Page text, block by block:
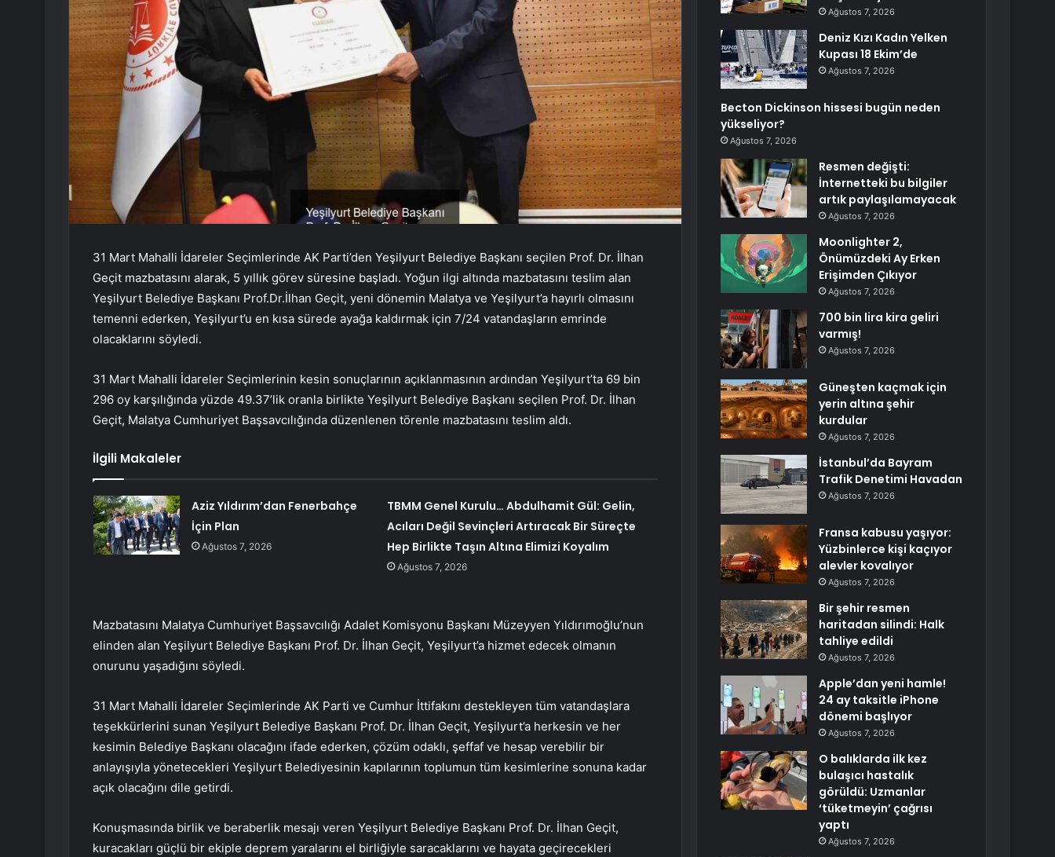
31 Mart Mahalli İdareler Seçimlerinde AK Parti’den Yeşilyurt Belediye Başkanı seçilen Prof. Dr. İlhan
Geçit mazbatasını alarak, 5 yıllık görev süresine başladı. Yoğun ilgi altında mazbatasını teslim alan
Yeşilyurt Belediye Başkanı Prof.Dr.İlhan Geçit, yeni dönemin Malatya ve Yeşilyurt’a hayırlı olmasını
temenni ederken, Yeşilyurt’u en kısa sürede ayağa kaldırmak için 7/24 vatandaşların emrinde
olacaklarını söyledi.
31 Mart Mahalli İdareler Seçimlerinin kesin sonuçlarının açıklanmasının ardından Yeşilyurt’ta 69 bin
296 oy karşılığında yüzde 49.37’lik oranla birlikte Yeşilyurt Belediye Başkanı seçilen Prof. Dr. İlhan
Geçit, Malatya Cumhuriyet Başsavcılığında düzenlenen törenle mazbatasını teslim aldı.
İlgili Makaleler
Aziz Yıldırım’dan Fenerbahçe
İçin Plan
Ağustos 7, 2026
TBMM Genel Kurulu… Abdulhamit Gül: Gelin,
Acıları Değil Sevinçleri Artıracak Bir Süreçte
Hep Birlikte Taşın Altına Elimizi Koyalım
Ağustos 7, 2026
Mazbatasını Malatya Cumhuriyet Başsavcılığı Adalet Komisyonu Başkanı Müzeyyen Yıldırımoğlu’nun
elinden alan Yeşilyurt Belediye Başkanı Prof. Dr. İlhan Geçit, Yeşilyurt’a hizmet edecek olmanın
onurunu yaşadığını söyledi.
31 Mart Mahalli İdareler Seçimlerinde AK Parti ve Cumhur İttifakını destekleyen tüm vatandaşlara
teşekkürlerini sunan Yeşilyurt Belediye Başkanı Prof. Dr. İlhan Geçit, Yeşilyurt’a herkesin ve her
kesimin Belediye Başkanı olacağını ifade ederken, çözüm odaklı, şeffaf ve hesap verebilir bir
anlayışıyla yönetecekleri Yeşilyurt Belediyesinin kapılarının toplumun tüm kesimlerine sonuna kadar
açık olacağını dile getirdi.
Konuşmasında birlik ve beraberlik mesajı veren Yeşilyurt Belediye Başkanı Prof. Dr. İlhan Geçit,
kuracakları güçlü bir ekiple deprem yaralarını el birliğiyle saracaklarını ve hayata geçirecekleri
Ağustos 7, 2026
Deniz Kızı Kadın Yelken
Kupası 18 Ekim’de
Ağustos 7, 2026
Becton Dickinson hissesi bugün neden
yükseliyor?
Ağustos 7, 2026
Resmen değişti:
İnternetteki bu bilgiler
artık paylaşılamayacak
Ağustos 7, 2026
Moonlighter 2,
Önümüzdeki Ay Erken
Erişimden Çıkıyor
Ağustos 7, 2026
700 bin lira kira geliri
varmış!
Ağustos 7, 2026
Güneşten kaçmak için
yerin altına şehir
kurdular
Ağustos 7, 2026
İstanbul’da Bayram
Trafik Denetimi Havadan
Ağustos 7, 2026
Fransa kabusu yaşıyor:
Yüzbinlerce kişi kaçıyor
alevler kovalıyor
Ağustos 7, 2026
Bir şehir resmen
haritadan silindi: Halk
tahliye edildi
Ağustos 7, 2026
Apple’dan yeni hamle!
24 ay taksitle iPhone
dönemi başlıyor
Ağustos 7, 2026
O balıklarda ilk kez
bulaşıcı hastalık
görüldü: Uzmanlar
‘tüketmeyin’ çağrısı
yaptı
Ağustos 7, 2026